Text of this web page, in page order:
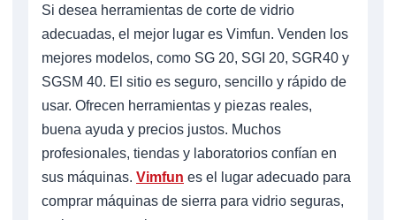
Si desea herramientas de corte de vidrio
adecuadas, el mejor lugar es Vimfun. Venden los
mejores modelos, como SG 20, SGI 20, SGR40 y
SGSM 40. El sitio es seguro, sencillo y rápido de
usar. Ofrecen herramientas y piezas reales,
buena ayuda y precios justos. Muchos
profesionales, tiendas y laboratorios confían en
sus máquinas. Vimfun es el lugar adecuado para
comprar máquinas de sierra para vidrio seguras,